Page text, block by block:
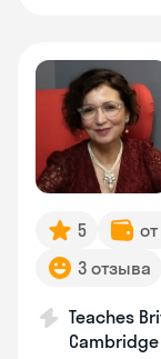
5
3 отзыва
Teaches